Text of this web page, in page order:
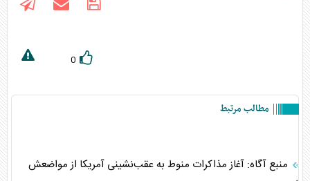
0
مطالب مرتبط
منبع آگاه: آغاز مذاکرات منوط به عقب‌نشینی آمریکا از مواضعش